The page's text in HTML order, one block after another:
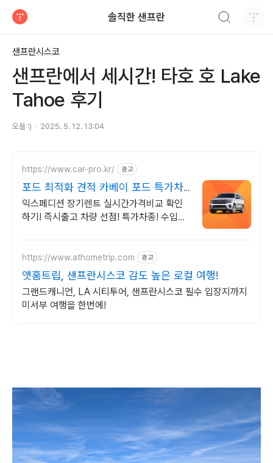
솔직한 샌프란
샌프란시스코
샌프란에서 세시간! 타호 호 Lake
Tahoe 후기
오들 :) 2025. 5. 12. 13:04
https://www.car-pro.kr/ 광고
포드 최적화 견적 카베이 포드 특가차
량 무료견적
익스페디션 장기렌트 실시간가격비교 확인
하기! 즉시출고 차량 선점! 특가차종! 수입차
https://www.athometrip.com 광고
앳홈트립, 샌프란시스코 감도 높은 로컬 여행!
그랜드캐니언, LA 시티투어, 샌프란시스코 필수 입장지까지
미서부 여행을 한번에!